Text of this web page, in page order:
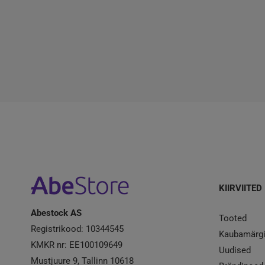
Abestock AS
Registrikood: 10344545
KMKR nr: EE100109649
Mustjuure 9, Tallinn 10618
KIIRVIITED
Tooted
Uudised